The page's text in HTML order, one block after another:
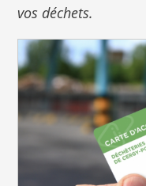
vos déchets.